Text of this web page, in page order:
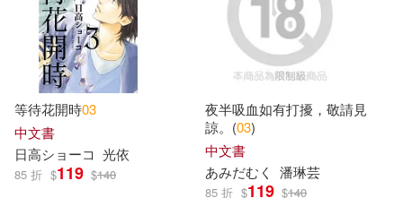
（美）美國孩之寶公司(9)
（英）卡米拉·里德(9)
Anna Milbourne(8)
印刷工業出版社(12)
國防部青年日報(12) 墨刻(12)
浙江工商大學出版社(12)
相信音樂(12) 知翎文化(12)
等待花開時03
中文書
日高ショーコ 光依
85 折 $119 $140
夜半吸血如有打擾，敬請見
諒。(03)
中文書
あみだむく
潘琳芸
85 折 $119 $140